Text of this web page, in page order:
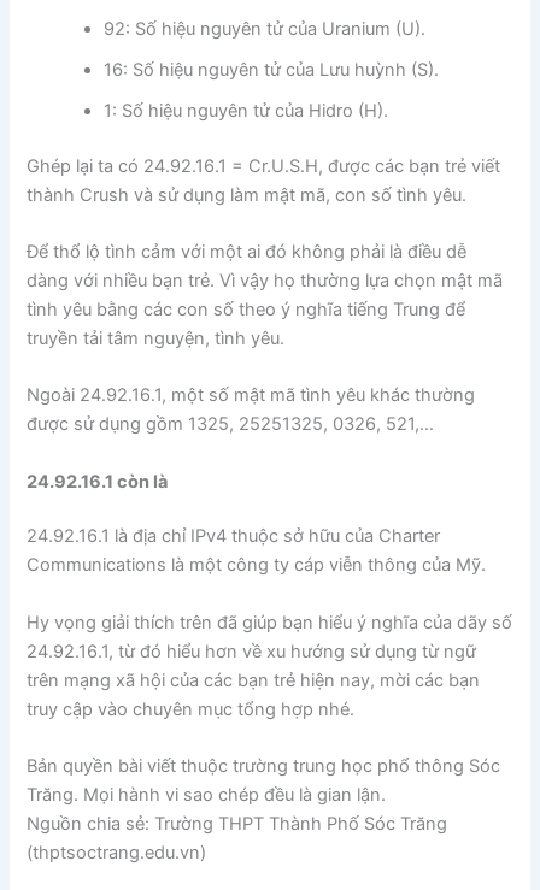
92: Số hiệu nguyên tử của Uranium (U).
16: Số hiệu nguyên tử của Lưu huỳnh (S).
1: Số hiệu nguyên tử của Hidro (H).
Ghép lại ta có 24.92.16.1 = Cr.U.S.H, được các bạn trẻ viết
thành Crush và sử dụng làm mật mã, con số tình yêu.
Để thổ lộ tình cảm với một ai đó không phải là điều dễ
dàng với nhiều bạn trẻ. Vì vậy họ thường lựa chọn mật mã
tình yêu bằng các con số theo ý nghĩa tiếng Trung để
truyền tải tâm nguyện, tình yêu.
Ngoài 24.92.16.1, một số mật mã tình yêu khác thường
được sử dụng gồm 1325, 25251325, 0326, 521,…
24.92.16.1 còn là
24.92.16.1 là địa chỉ IPv4 thuộc sở hữu của Charter
Communications là một công ty cáp viễn thông của Mỹ.
Hy vọng giải thích trên đã giúp bạn hiểu ý nghĩa của dãy số
24.92.16.1, từ đó hiểu hơn về xu hướng sử dụng từ ngữ
trên mạng xã hội của các bạn trẻ hiện nay, mời các bạn
truy cập vào chuyên mục tổng hợp nhé.
Bản quyền bài viết thuộc trường trung học phổ thông Sóc
Trăng. Mọi hành vi sao chép đều là gian lận.
Nguồn chia sẻ: Trường THPT Thành Phố Sóc Trăng
(thptsoctrang.edu.vn)